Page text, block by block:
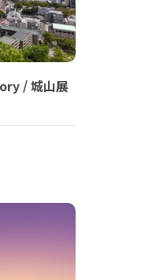
/ 城山展